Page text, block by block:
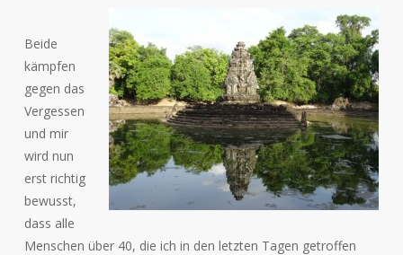
Beide
kämpfen
gegen das
Vergessen
und mir
wird nun
erst richtig
bewusst,
dass alle
Menschen über 40, die ich in den letzten Tagen getroffen